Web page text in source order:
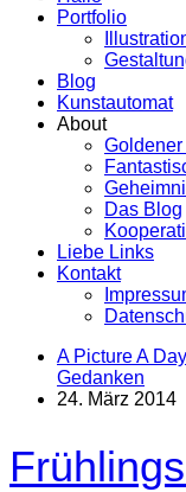
Portfolio
Blog
Kunstautomat
About
Goldener
Das Blog
Liebe Links
Kontakt
A Picture A Day
Gedanken
24. März 2014